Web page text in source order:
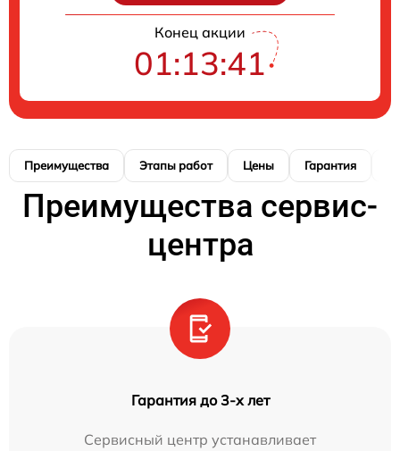
Конец акции
01:13:40
Преимущества Этапы работ Цены Гарантия
Преимущества сервис-
центра
Гарантия до 3-х лет
Сервисный центр устанавливает